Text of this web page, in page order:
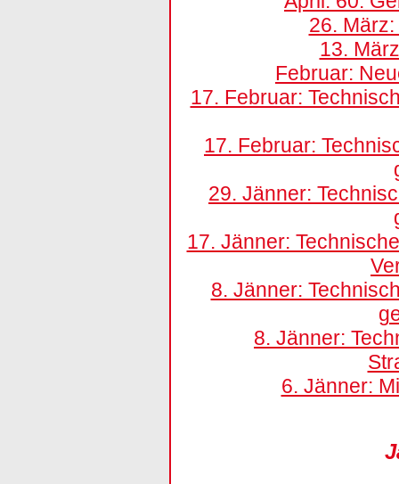
26.
13.
Februar:
17. Februar:
17. Februar:
29. Jänner:
17. Jänner:
8. Jänner:
8. Jänner:
6. Jänner: